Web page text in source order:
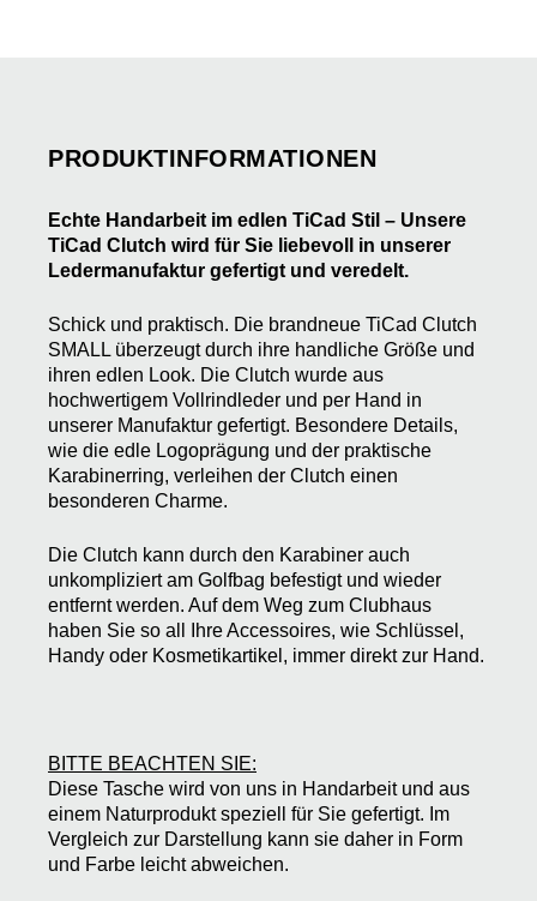
PRODUKTINFORMATIONEN
Echte Handarbeit im edlen TiCad Stil – Unsere
TiCad Clutch wird für Sie liebevoll in unserer
Ledermanufaktur gefertigt und veredelt.
Schick und praktisch. Die brandneue TiCad Clutch
SMALL überzeugt durch ihre handliche Größe und
ihren edlen Look. Die Clutch wurde aus
hochwertigem Vollrindleder und per Hand in
unserer Manufaktur gefertigt. Besondere Details,
wie die edle Logoprägung und der praktische
Karabinerring, verleihen der Clutch einen
besonderen Charme.
Die Clutch kann durch den Karabiner auch
unkompliziert am Golfbag befestigt und wieder
entfernt werden. Auf dem Weg zum Clubhaus
haben Sie so all Ihre Accessoires, wie Schlüssel,
Handy oder Kosmetikartikel, immer direkt zur Hand.
BITTE BEACHTEN SIE:
Diese Tasche wird von uns in Handarbeit und aus
einem Naturprodukt speziell für Sie gefertigt. Im
Vergleich zur Darstellung kann sie daher in Form
und Farbe leicht abweichen.